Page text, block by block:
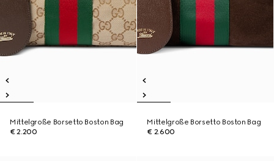
Mittelgroße Borsetto Boston Bag
€ 2.200
Mittelgroße Borsetto Boston Bag
€ 2.600